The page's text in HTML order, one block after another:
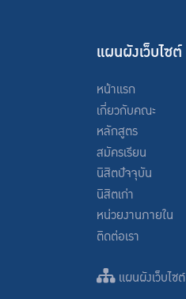
แผนผังเว็บไซต์
หน้าแรก
เกี่ยวกับคณะ
หลักสูตร
สมัครเรียน
นิสิตปัจจุบัน
นิสิตเก่า
หน่วยงานภายใน
ติดต่อเรา
แผนผังเว็บไซต์